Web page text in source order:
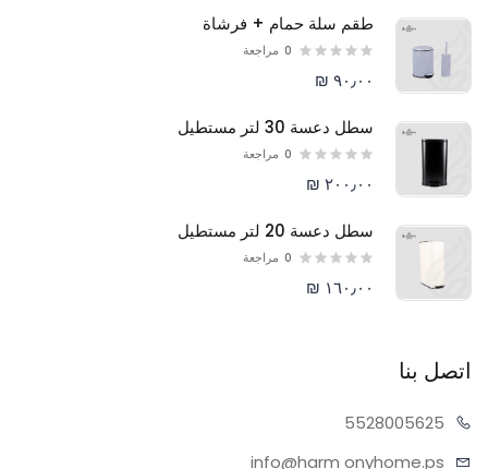
طقم سلة حمام + فرشاة
0 مراجعة
٩٠٫٠٠ ₪
سطل دعسة 30 لتر مستطيل
0 مراجعة
٢٠٠٫٠٠ ₪
سطل دعسة 20 لتر مستطيل
0 مراجعة
١٦٠٫٠٠ ₪
اتصل بنا
05625
55280
info@harm onyhome.ps